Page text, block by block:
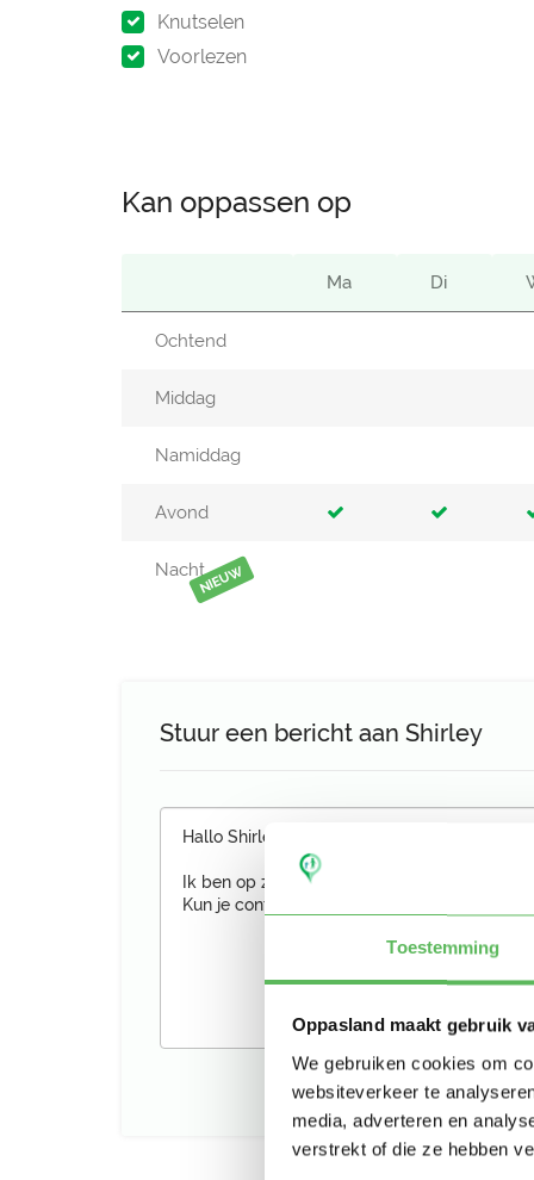
Toestemming
Oppasland maakt gebruik
We gebruiken cookies om
websiteverkeer te
media, adverteren en
verstrekt of die ze hebben
Knutselen
Voorlezen
Kan oppassen op
Ma Di
Ochtend
Middag
Namiddag
Avond
NachtNIEUW
Stuur een bericht aan Shirley